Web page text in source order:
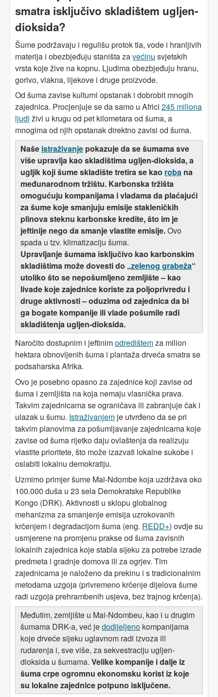
smatra isključivo skladištem ugljen-
dioksida?
Šume podržavaju i regulišu protok tla, vode i hranljivih
materija i obezbjeđuju staništa zavećinu svjetskih
vrsta koje žive na kopnu. Ljudima obezbjeđuju hranu,
gorivo, vlakna, lijekove i druge proizvode.
Od šuma zavise kulturni opstanak i dobrobit mnogih
zajednica. Procjenjuje se da samo u Africi 245 miliona
ljudi živi u krugu od pet kilometara od šuma, a
mnogima od njih opstanak direktno zavisi od šuma.
Naše istraživanje pokazuje da se šumama sve
više upravlja kao skladištima ugljen-dioksida, a
ugljik koji šume skladište tretira se kao roba na
međunarodnom tržištu. Karbonska tržišta
omogućuju kompanijama i vladama da plaćajući
za šume koje smanjuju emisije stakleničkih
plinova steknu karbonske kredite, što im je
jeftinije nego da smanje vlastite emisije.Ovo
spada u tzv. klimatizaciju šuma.
Upravljanje šumama isključivo kao karbonskim
skladištima može dovesti do „zelenog grabeža“
utoliko što se nepošumljeno zemljište – kao
livade koje zajednice koriste za poljoprivredu i
druge aktivnosti – oduzima od zajednica da bi
ga bogate kompanije ili vlade pošumile radi
skladištenja ugljen-dioksida.
Naročito dostupnim i jeftinimodredištemza milion
hektara obnovljenih šuma i plantaža drveća smatra se
podsaharska Afrika.
Ovo je posebno opasno za zajednice koji zavise od
šuma i zemljišta na koja nemaju vlasnička prava.
Takvim zajednicama se ograničava ili zabranjuje čak i
ulazak u šumu. Istraživanjem je utvrđeno da se pri
takvim planovima za pošumljavanje zajednicama koje
zavise od šuma rijetko daju ovlaštenja da realizuju
vlastite prioritete, što može izazvati lokalne sukobe i
oslabiti lokalnu demokratiju.
Uzmimo primjer šume Mai-Ndombe koja uzdržava oko
100.000 duša u 23 sela Demokratske Republike
Kongo (DRK). Aktivnosti u sklopu globalnog
mehanizma za smanjenje emisija uzrokovanih
krčenjem i degradacijom šuma (eng. REDD+) ovdje su
usmjerene na promjenu prakse od šuma zavisnih
lokalnih zajednica koje stabla sijeku za potrebe izrade
predmeta i gradnje domova ili za ogrjev. Tim
zajednicama je naloženo da prekinu i s tradicionalnim
metodama uzgoja (privremeno krčenje dijelova šume
radi uzgoja prehrambenih usjeva, bez trajnog krčenja).
Međutim, zemljište u Mai-Ndombeu, kao i u drugim
šumama DRK-a, već jedodijeljeno kompanijama
koje drveće sijeku uglavnom radi izvoza ili
rudarenja i, sve više, za sekvestraciju ugljen-
dioksida u šumama. Velike kompanije i dalje iz
šuma crpe ogromnu ekonomsku korist iz koje
su lokalne zajednice potpuno isključene.